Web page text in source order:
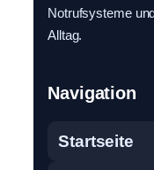
Notrufsysteme
Alltag.
Navigation
Startseite